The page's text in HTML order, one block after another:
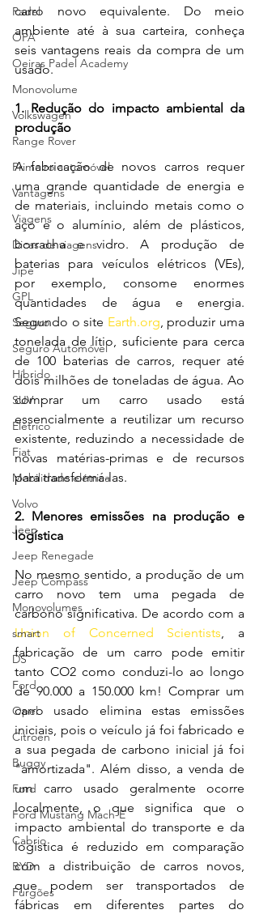
Padel
OPA
Oeiras Padel Academy
Monovolume
Volkswagen
Range Rover
Primeiro automóvel
Vantagens
Viagens
Dicas de viagens
Jipe
GPL
Seguro
Seguro Automóvel
Híbrido
SUV
Elétrico
Fiat
Mobilidade elétrica
Volvo
Jeep
Jeep Renegade
Jeep Compass
Monovolumes
smart
DS
Ford
Opel
Citroen
Buggy
Ford
Ford Mustang Mach-E
Cabrio
BYD
Furgões
carro novo equivalente. Do meio
ambiente até à sua carteira, conheça
seis vantagens reais da compra de um
usado.
1. Redução do impacto ambiental da
produção
A fabricação de novos carros requer
uma grande quantidade de energia e
de materiais, incluindo metais como o
aço e o alumínio, além de plásticos,
borracha e vidro. A produção de
baterias para veículos elétricos (VEs),
por exemplo, consome enormes
quantidades de água e energia.
Segundo o site Earth.org , produzir uma
tonelada de lítio, suficiente para cerca
de 100 baterias de carros, requer até
dois milhões de toneladas de água. Ao
comprar um carro usado está
essencialmente a reutilizar um recurso
existente, reduzindo a necessidade de
novas matérias-primas e de recursos
para transformá-las.
2. Menores emissões na produção e
logística
No mesmo sentido, a produção de um
carro novo tem uma pegada de
Union of Concerned Scientists , a
fabricação de um carro pode emitir
tanto CO2 como conduzi-lo ao longo
de 90.000 a 150.000 km! Comprar um
carro usado elimina estas emissões
iniciais, pois o veículo já foi fabricado e
a sua pegada de carbono inicial já foi
"amortizada". Além disso, a venda de
um carro usado geralmente ocorre
localmente, o que significa que o
impacto ambiental do transporte e da
logística é reduzido em comparação
com a distribuição de carros novos,
que podem ser transportados de
fábricas em diferentes partes do